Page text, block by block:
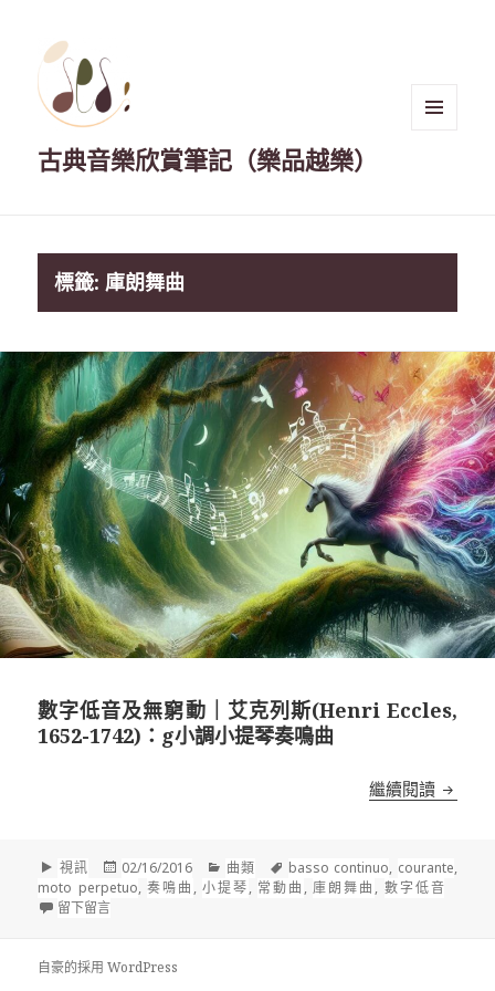
古典音樂欣賞筆記（樂品越樂）
標籤:庫朗舞曲
數字低音及無窮動｜艾克列斯(Henri Eccles,
1652-1742)：g小調小提琴奏鳴曲
繼續閱讀 數字
格
式
視訊
發
佈
02/16/2016
分
類
曲類
標
籤
basso continuo, courante,
moto perpetuo, 奏鳴曲, 小提琴, 常動曲,庫朗舞曲, 數字低音
留下留言在 數字低音及無窮動｜艾克列斯(Henri Eccles, 1652-1742)：g小
自豪的採用 WordPress